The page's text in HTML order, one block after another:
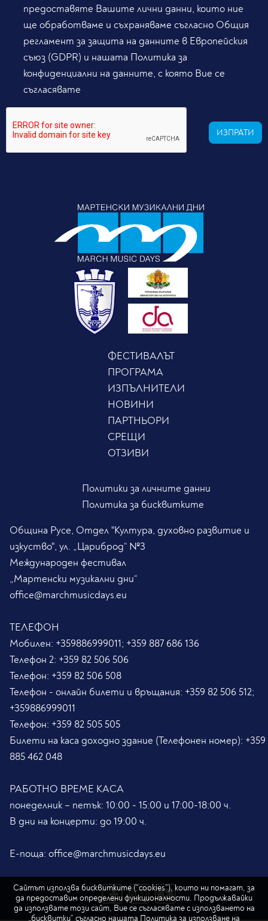
Сайтът използва бисквитките (“cookies”), които ни помагат, за
да предоставим определени функционалности. Продължавайки
да използвате този сайт, Вие се съгласявате с използването на
„бисквитки“ съгласно нашата Политика за използване на
предоставяте Вашите лични данни, които ние
ще обработваме и съхраняваме съгласно Общия
регламент за защита на данните в Европейския
съюз (GDPR) и нашата Политика за
конфиденциални на данните, с която Вие се
съгласявате
ИЗПРАТИ
ФЕСТИВАЛЪТ
ПРОГРАМА
ИЗПЪЛНИТЕЛИ
НОВИНИ
ПАРТНЬОРИ
СРЕЩИ
ОТЗИВИ
Политики за личните данни
Политика за бисквитките
Община Русе, Отдел "Култура, духовно развитие и
изкуство", ул. „Цариброд“ №3
Международен фестивал
„Мартенски музикални дни“
office@marchmusicdays.eu
ТЕЛЕФОН
Мобилен: +359886999011; +359 887 686 136
Телефон 2: +359 82 506 506
Телефон: +359 82 506 508
Телефон - онлайн билети и връщания: +359 82 506 512;
+359886999011
Телефон: +359 82 505 505
Билети на каса доходно здание (Телефонен номер): +359
885 462 048
РАБОТНО ВРЕМЕ КАСА
понеделник – петък: 10:00 - 15:00 и 17:00-18:00 ч.
В дни на концерти: до 19:00 ч.
Е-поща: office@marchmusicdays.eu